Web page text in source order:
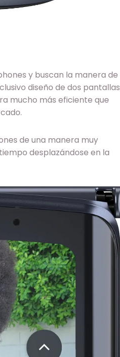
y buscan la manera de
diseño de dos pantallas
mucho más eficiente que
de una manera muy
desplazándose en la